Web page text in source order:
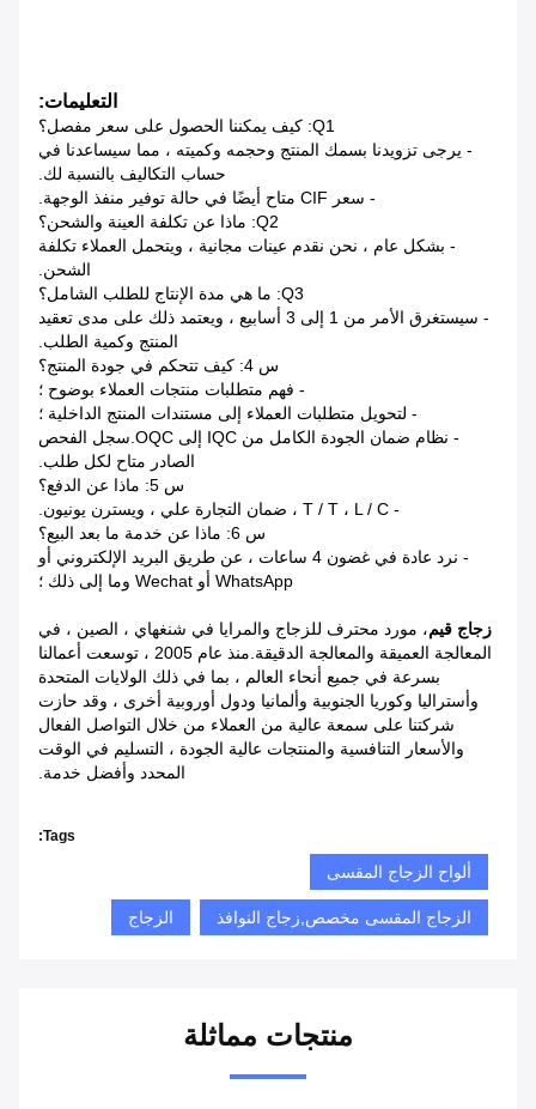
التعليمات:
Q1: كيف يمكننا الحصول على سعر مفصل؟
- يرجى تزويدنا بسمك المنتج وحجمه وكميته ، مما سيساعدنا في
حساب التكاليف بالنسبة لك.
- سعر CIF متاح أيضًا في حالة توفير منفذ الوجهة.
Q2: ماذا عن تكلفة العينة والشحن؟
- بشكل عام ، نحن نقدم عينات مجانية ، ويتحمل العملاء تكلفة
الشحن.
Q3: ما هي مدة الإنتاج للطلب الشامل؟
- سيستغرق الأمر من 1 إلى 3 أسابيع ، ويعتمد ذلك على مدى تعقيد
المنتج وكمية الطلب.
س 4: كيف تتحكم في جودة المنتج؟
- فهم متطلبات منتجات العملاء بوضوح ؛
- لتحويل متطلبات العملاء إلى مستندات المنتج الداخلية ؛
- نظام ضمان الجودة الكامل من IQC إلى OQC.سجل الفحص
الصادر متاح لكل طلب.
س 5: ماذا عن الدفع؟
- T / T ، L / C ، ضمان التجارة علي ، ويسترن يونيون.
س 6: ماذا عن خدمة ما بعد البيع؟
- نرد عادة في غضون 4 ساعات ، عن طريق البريد الإلكتروني أو
WhatsApp أو Wechat وما إلى ذلك ؛
زجاج قيم، مورد محترف للزجاج والمرايا في شنغهاي ، الصين ، في
المعالجة العميقة والمعالجة الدقيقة.منذ عام 2005 ، توسعت أعمالنا
بسرعة في جميع أنحاء العالم ، بما في ذلك الولايات المتحدة
وأستراليا وكوريا الجنوبية وألمانيا ودول أوروبية أخرى ، وقد حازت
شركتنا على سمعة عالية من العملاء من خلال التواصل الفعال
والأسعار التنافسية والمنتجات عالية الجودة ، التسليم في الوقت
المحدد وأفضل خدمة.
Tags:
ألواح الزجاج المقسى
الزجاج المقسى مخصص,زجاج النوافذ الزجاج
منتجات مماثلة